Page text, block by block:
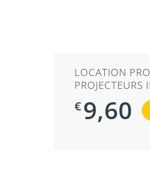
LOCATION
€9,60